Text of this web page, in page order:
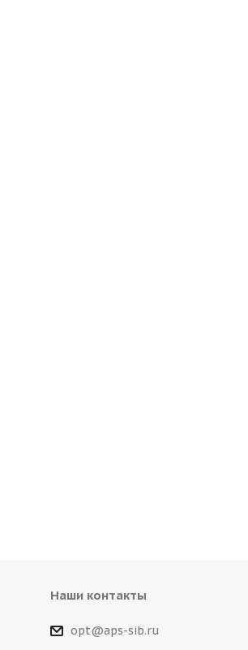
Наши контакты
opt@aps-sib.ru